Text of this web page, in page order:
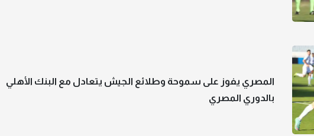
المصري يفوز على سموحة وطلائع الجيش يتعادل مع البنك الأهلي
بالدوري المصري